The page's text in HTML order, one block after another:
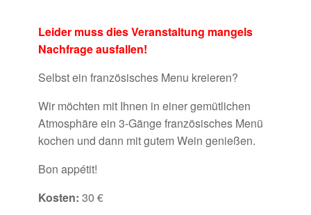
Leider muss dies Veranstaltung mangels
Nachfrage ausfallen!
Selbst ein französisches Menu kreieren?
Wir möchten mit Ihnen in einer gemütlichen
Atmosphäre ein 3-Gänge französisches Menü
kochen und dann mit gutem Wein genießen.
Bon appétit!
Kosten: 30 €